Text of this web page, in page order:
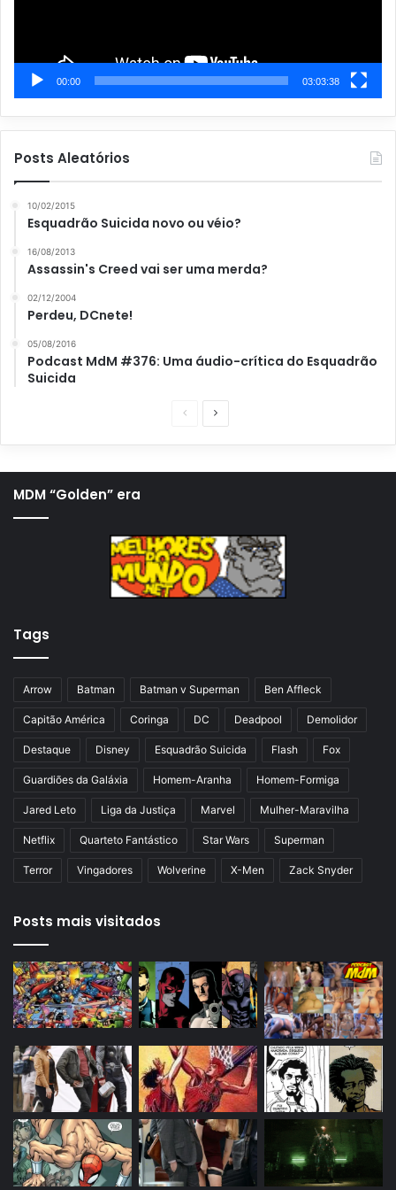
00:00 03:03:38
Posts Aleatórios
10/02/2015
Esquadrão Suicida novo ou véio?
16/08/2013
Assassin's Creed vai ser uma merda?
02/12/2004
Perdeu, DCnete!
05/08/2016
Podcast MdM #376: Uma áudio-crítica do Esquadrão
Suicida
a
a
n
m
a
p
n
MDM “Golden” era
Tags
Arrow Batman Batman v Superman Ben Affleck
Capitão América Coringa DC Deadpool Demolidor
Destaque Disney Esquadrão Suicida Flash Fox
Guardiões da Galáxia Homem-Aranha Homem-Formiga
Jared Leto Liga da Justiça Marvel Mulher-Maravilha
Netflix Quarteto Fantástico Star Wars Superman
Terror Vingadores Wolverine X-Men Zack Snyder
Posts mais visitados